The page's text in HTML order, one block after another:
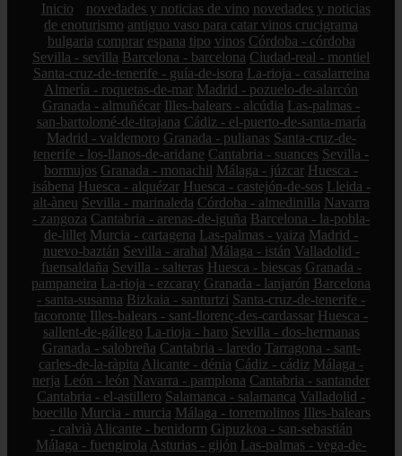
Inicio novedades y noticias de vino novedades y noticias
de enoturismo antiguo vaso para catar vinos crucigrama
bulgaria comprar espana tipo vinos Córdoba - córdoba
Sevilla - sevilla Barcelona - barcelona Ciudad-real - montiel
Santa-cruz-de-tenerife - guía-de-isora La-rioja - casalarreina
Almería - roquetas-de-mar Madrid - pozuelo-de-alarcón
Granada - almuñécar Illes-balears - alcúdia Las-palmas -
san-bartolomé-de-tirajana Cádiz - el-puerto-de-santa-maría
Madrid - valdemoro Granada - pulianas Santa-cruz-de-
tenerife - los-llanos-de-aridane Cantabria - suances Sevilla -
bormujos Granada - monachil Málaga - júzcar Huesca -
isábena Huesca - alquézar Huesca - castejón-de-sos Lleida -
alt-àneu Sevilla - marinaleda Córdoba - almedinilla Navarra
- zangoza Cantabria - arenas-de-iguña Barcelona - la-pobla-
de-lillet Murcia - cartagena Las-palmas - yaiza Madrid -
nuevo-baztán Sevilla - arahal Málaga - istán Valladolid -
fuensaldaña Sevilla - salteras Huesca - biescas Granada -
pampaneira La-rioja - ezcaray Granada - lanjarón Barcelona
- santa-susanna Bizkaia - santurtzi Santa-cruz-de-tenerife -
tacoronte Illes-balears - sant-llorenç-des-cardassar Huesca -
sallent-de-gállego La-rioja - haro Sevilla - dos-hermanas
Granada - salobreña Cantabria - laredo Tarragona - sant-
carles-de-la-ràpita Alicante - dénia Cádiz - cádiz Málaga -
nerja León - león Navarra - pamplona Cantabria - santander
Cantabria - el-astillero Salamanca - salamanca Valladolid -
boecillo Murcia - murcia Málaga - torremolinos Illes-balears
- calvià Alicante - benidorm Gipuzkoa - san-sebastián
Málaga - fuengirola Asturias - gijón Las-palmas - vega-de-